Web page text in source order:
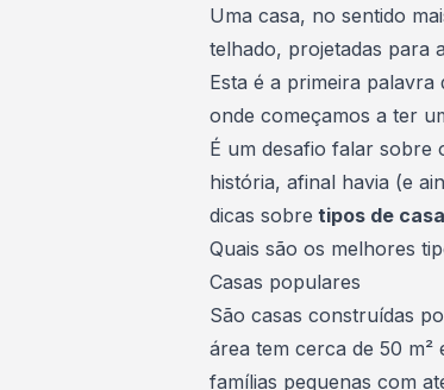
Uma casa, no sentido
telhado, projetadas para
Esta é a primeira
onde começamos a ter
É um desafio falar sobre
história, afinal havia (e
dicas sobre tipos de
Quais são os melhores
Casas populares
São casas construídas
área tem cerca de 50 m²
famílias pequenas com